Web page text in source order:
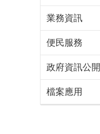
業務資訊
便民服務
政府資訊公開
檔案應用